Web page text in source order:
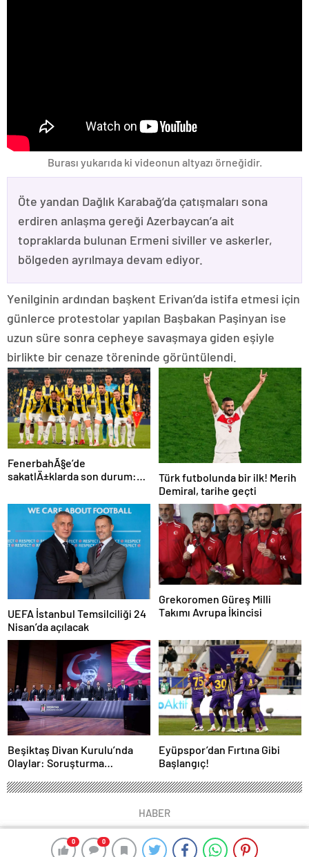
0 0
0 0
Burası yukarıda ki videonun altyazı örneğidir.
Öte yandan Dağlık Karabağ’da çatışmaları sona
erdiren anlaşma gereği Azerbaycan’a ait
topraklarda bulunan Ermeni siviller ve askerler,
bölgeden ayrılmaya devam ediyor.
Yenilginin ardından başkent Erivan’da istifa etmesi için
günlerce protestolar yapılan Başbakan Paşinyan ise
uzun süre sonra cepheye savaşmaya giden eşiyle
birlikte bir cenaze töreninde görüntülendi.
FenerbahÃ§e’de
sakatlÄ±klarda son durum:
dÃ¶nÃ¼yor?
Türk futbolunda bir ilk! Merih
Demiral, tarihe geçti
UEFA İstanbul Temsilciliği 24
Nisan’da açılacak
Grekoromen Güreş Milli
Takımı Avrupa İkincisi
Beşiktaş Divan Kurulu’nda
Olaylar: Soruşturma
Eyüpspor’dan Fırtına Gibi
Başlangıç!
HABER